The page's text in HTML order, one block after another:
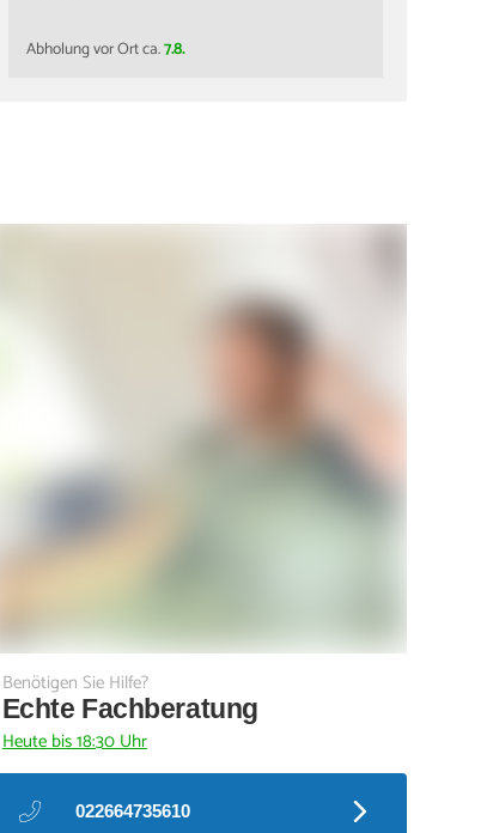
Abholung vor Ort ca.7.8.
Benötigen Sie Hilfe?
Echte Fachberatung
Heute bis 18:30 Uhr
022664735610